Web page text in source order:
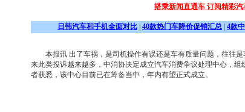
搭乘新闻直通车 订阅精彩汽
日韩汽车和手机全面对比 40款热门车降价促销汇总 4款
本报讯 出了车祸，是司机操作有误还是车有质量问题，往往是
来此类投诉越来越多，中消协决定成立汽车消费争议处理中心，
者获悉，该中心目前已在筹备当中，年内有望正式成立。